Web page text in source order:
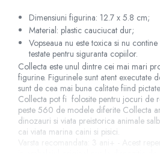
Jucarii cu cifre
Seturi Numberblocks
Jucarii de motricitate
Jucarii fructe si legume
Puzzle-uri
Puzzle clasic
Puzzle incastru
Dimensiuni figurina: 12.7 x 5.8 cm;
Material: plastic cauciucat dur;
Vopseaua nu este toxica si nu
testate pentru siguranta copiilor.
Collecta este unul dintre cei mai mari
figurine. Figurinele sunt atent executate
sunt de cea mai buna calitate fiind
Collecta pot fi folosite pentru jocuri de
peste 560 de modele diferite Collecta
dinozauri si viata preistorica animale
cai viata marina caini si pisici.
Varsta recomandata: 3 ani+ - Acest